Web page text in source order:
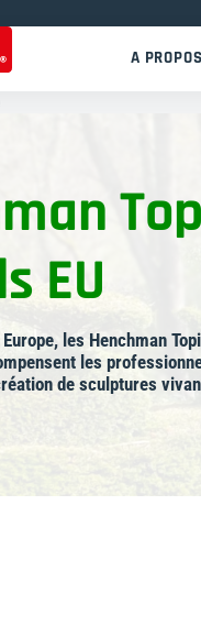
A
EU
les Henchman
les
de sculptures